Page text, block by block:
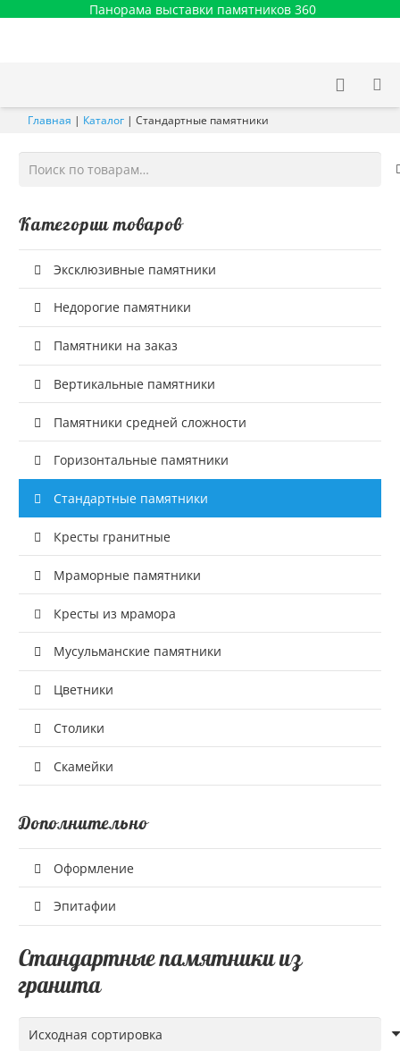
Панорама выставки памятников 360
Главная | Каталог | Стандартные памятники
Искать:
Категории товаров
Эксклюзивные памятники
Недорогие памятники
Памятники на заказ
Вертикальные памятники
Памятники средней сложности
Горизонтальные памятники
Стандартные памятники
Кресты гранитные
Мраморные памятники
Кресты из мрамора
Мусульманские памятники
Цветники
Столики
Скамейки
Дополнительно
Оформление
Эпитафии
Стандартные памятники из
гранита